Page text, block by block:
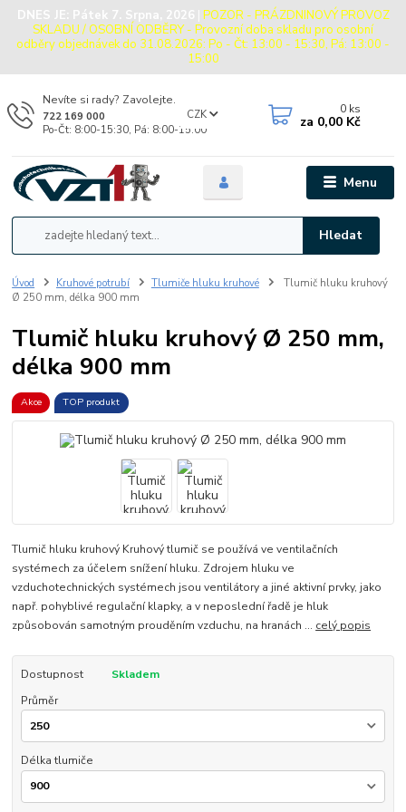
DNES JE: Pátek 7. Srpna, 2026 | POZOR - PRÁZDNINOVÝ PROVOZ
SKLADU / OSOBNÍ ODBĚRY - Provozní doba skladu pro osobní
odběry objednávek do 31.08.2026: Po - Čt: 13:00 - 15:30, Pá: 13:00 -
15:00
Menu
CZK
Hledat
Nevíte si rady? Zavolejte.
722 169 000
Po-Čt: 8:00-15:30, Pá: 8:00-15:00
0 ks
za 0,00 Kč
Úvod Kruhové potrubí Tlumiče hluku kruhové
Tlumič hluku kruhový
Ø 250 mm, délka 900 mm
Tlumič hluku kruhový Ø 250 mm,
délka 900 mm
Akce TOP produkt
Tlumič hluku kruhový Kruhový tlumič se používá ve ventilačních
systémech za účelem snížení hluku. Zdrojem hluku ve
vzduchotechnických systémech jsou ventilátory a jiné aktivní prvky, jako
např. pohyblivé regulační klapky, a v neposlední řadě je hluk
způsobován samotným prouděním vzduchu, na hranách ... celý popis
Dostupnost
Skladem
Průměr
Délka tlumiče